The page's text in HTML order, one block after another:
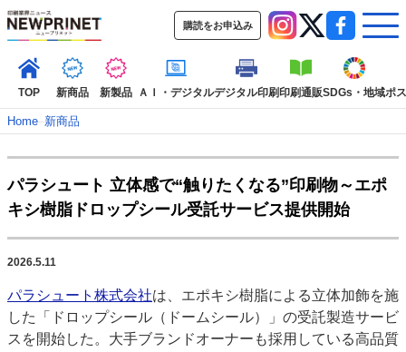
購読をお申込み
TOP 新商品 新製品 ＡＩ・デジタルデジタル印刷印刷通販SDGs・地域ポ
TOP
新着記事 特集記事
動画コンテンツ
インタビュー
コレクション
SDGs・地域
ポストプレス ビジネス イベント 信用情報
業界
市場・統計
人事・移転・異動・訃報
Home–新商品
パラシュート ⽴体感で“触りたくなる”印刷物～エポ
キシ樹脂ドロップシール受託サービス提供開始
2026.5.11
パラシュート株式会社は、エポキシ樹脂による立体加飾を施
した「ドロップシール（ドームシール）」の受託製造サービ
スを開始した。大手ブランドオーナーも採用している高品質